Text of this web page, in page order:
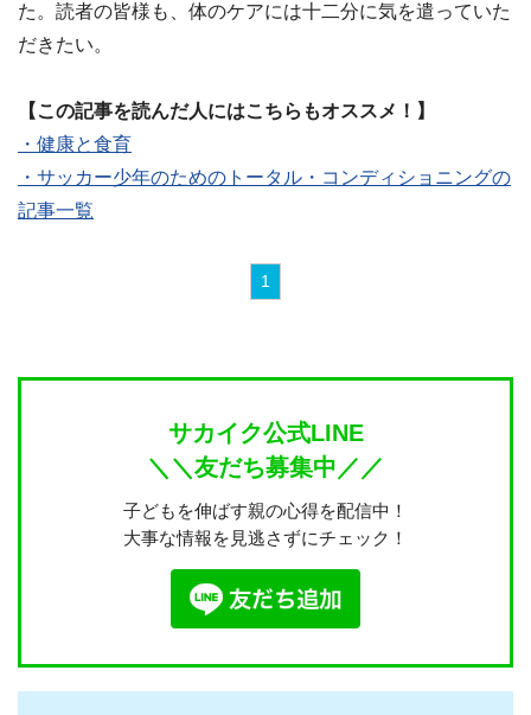
た。読者の皆様も、体のケアには十二分に気を遣っていた
だきたい。
【この記事を読んだ人にはこちらもオススメ！】
・健康と食育
・サッカー少年のためのトータル・コンディショニングの
記事一覧
1
サカイク公式LINE
＼＼友だち募集中／／
子どもを伸ばす親の心得を配信中！
大事な情報を見逃さずにチェック！